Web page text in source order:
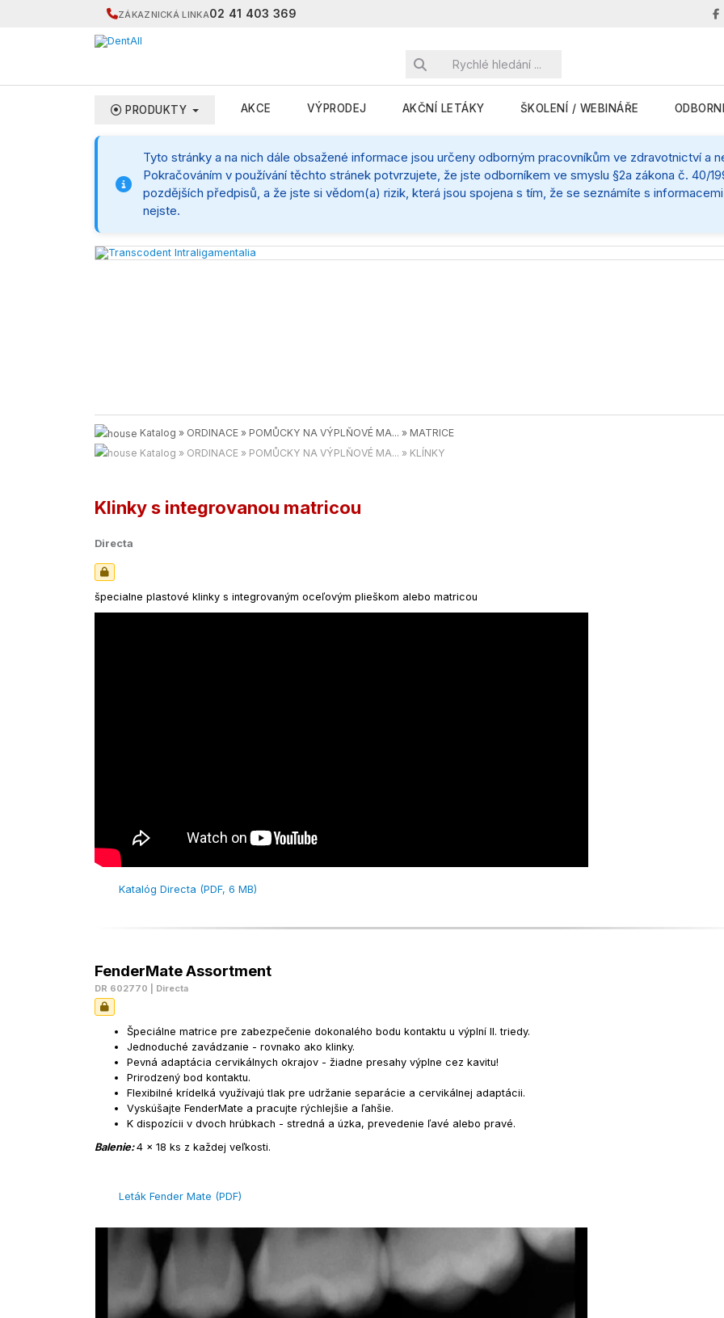
ZÁKAZNICKÁ LINKA02 41 403 369
PRODUKTY AKCE VÝPRODEJ AKČNÍ LETÁKY ŠKOLENÍ / WEBINÁŘE
Tyto stránky a na nich dále obsažené informace jsou určeny odborným pracovníkům ve zdravotnictví a
Pokračováním v používání těchto stránek potvrzujete, že jste odborníkem ve smyslu §2a zákona č. 40/
pozdějších předpisů, a že jste si vědom(a) rizik, která jsou spojena s tím, že se seznámíte s
nejste.
Katalog » ORDINACE » POMŮCKY NA VÝPLŇOVÉ MA... » MATRICE
Katalog » ORDINACE » POMŮCKY NA VÝPLŇOVÉ MA... » KLÍNKY
Klinky s integrovanou matricou
Directa
špecialne plastové klinky s integrovaným oceľovým plieškom alebo matricou
Katalóg Directa (PDF, 6 MB)
FenderMate Assortment
DR 602770 | Directa
Špeciálne matrice pre zabezpečenie dokonalého bodu kontaktu u výplní II. triedy.
Jednoduché zavádzanie - rovnako ako klinky.
Pevná adaptácia cervikálnych okrajov - žiadne presahy výplne cez kavitu!
Prirodzený bod kontaktu.
Flexibilné krídelká využívajú tlak pre udržanie separácie a cervikálnej adaptácii.
Vyskúšajte FenderMate a pracujte rýchlejšie a ľahšie.
K dispozícii v dvoch hrúbkach - stredná a úzka, prevedenie ľavé alebo pravé.
Balenie:4 x 18 ks z každej veľkosti.
Leták Fender Mate (PDF)